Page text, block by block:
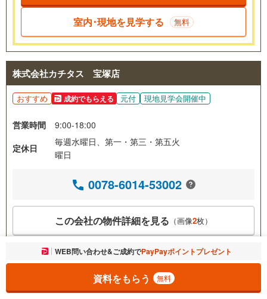
室内･現地を見学する 無料
株式会社カチタス 宝塚店
おすすめ 成約でもらえる 元付 現地見学会開催中
営業時間
9:00-18:00
定休日
毎週水曜日、第一・第三・第五火
曜日
0078-6014-53002
この会社の物件詳細を見る （画像2枚）
会社情報を見る
価格 3,049万円
お気に入りに追加しました。 一覧を開く
WEB問い合わせ&ご成約でPayPayポイントプレゼント
資料をもらう 無料